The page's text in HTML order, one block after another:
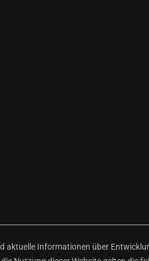
aktuelle Informationen über